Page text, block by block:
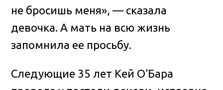
не бросишь меня», — сказала
девочка. А мать на всю жизнь
запомнила ее просьбу.
Следующие 35 лет Кей О’Бара